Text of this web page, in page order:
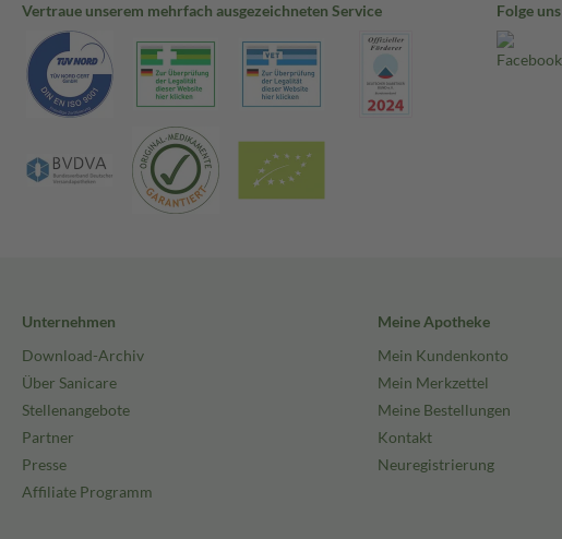
Vertraue unserem mehrfach ausgezeichneten Service Folge uns
Unternehmen
Download-Archiv
Über Sanicare
Stellenangebote
Partner
Presse
Affiliate Programm
Meine Apotheke
Mein Kundenkonto
Mein Merkzettel
Meine Bestellungen
Kontakt
Neuregistrierung